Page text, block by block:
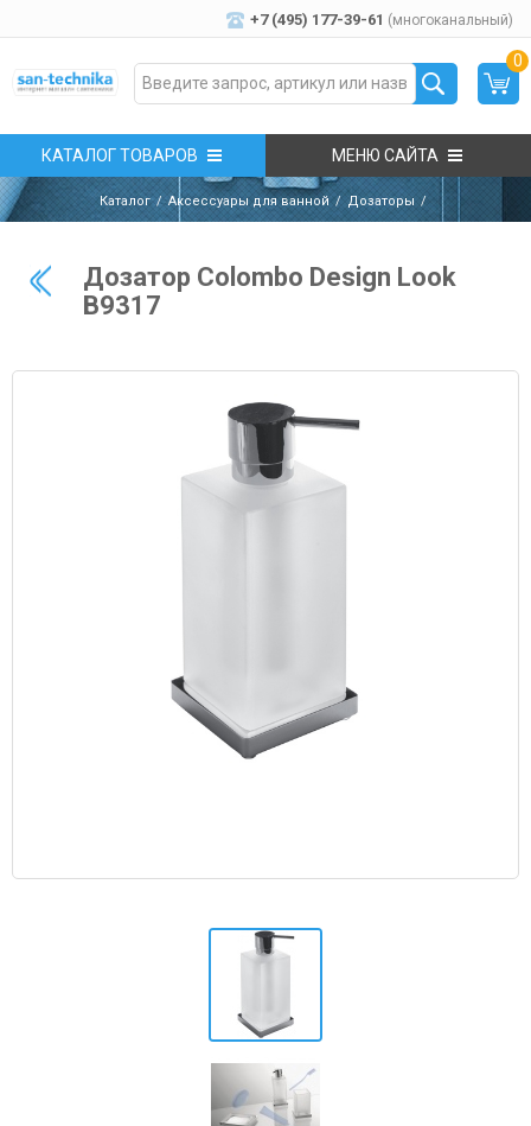
+7 (495) 177-39-61 (многоканальный)
0
КАТАЛОГ ТОВАРОВ МЕНЮ САЙТА
Каталог Аксессуары для ванной Дозаторы
Дозатор Colombo Design Look
B9317